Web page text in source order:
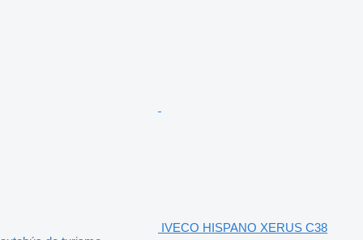
IVECO HISPANO XERUS C38